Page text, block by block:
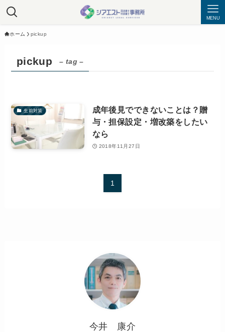
MENU
ホーム pickup
pickup – tag –
生前対策
成年後見でできないことは？贈
与・担保設定・増改築をしたい
なら
2018年11月27日
1
今井 康介